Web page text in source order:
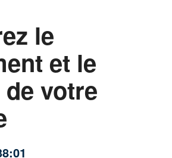
le
et le
votre